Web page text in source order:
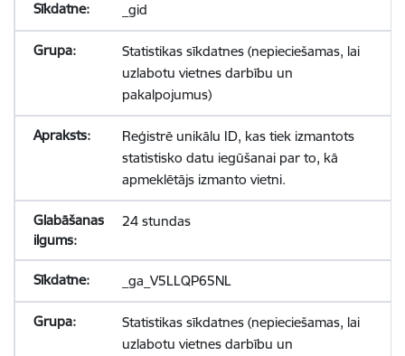
_gid
Statistikas sīkdatnes (nepieciešamas, lai
uzlabotu vietnes darbību un
pakalpojumus)
Reģistrē unikālu ID, kas tiek izmantots
statistisko datu iegūšanai par to, kā
apmeklētājs izmanto vietni.
24 stundas
_ga_V5LLQP65NL
Statistikas sīkdatnes (nepieciešamas, lai
uzlabotu vietnes darbību un